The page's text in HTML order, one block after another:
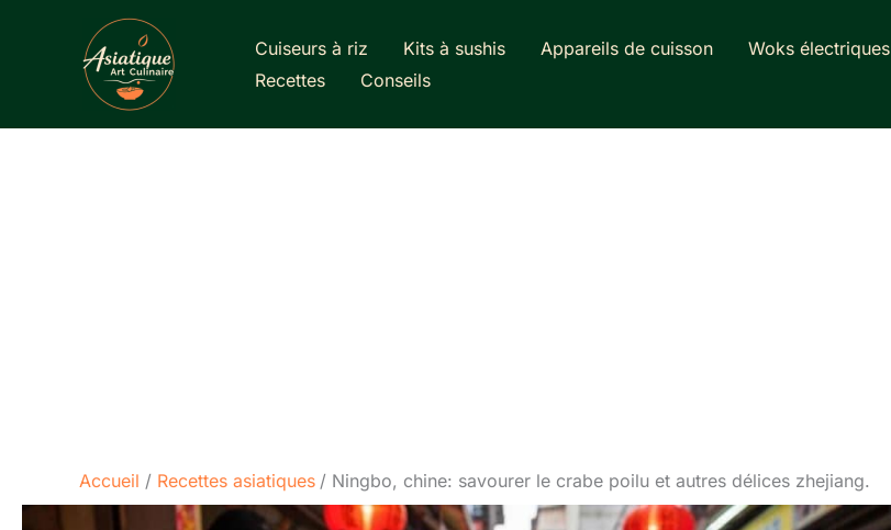
Cuiseurs à riz Kits à sushis Appareils de cuisson Woks électriques
Recettes
Conseils
Accueil Recettes asiatiques Ningbo, chine: savourer le crabe poilu et autres délices zhejiang.